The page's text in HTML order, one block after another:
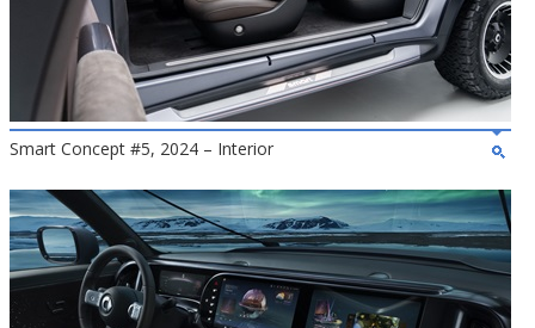
Smart Concept #5, 2024 – Interior